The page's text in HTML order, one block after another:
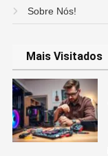
Sobre Nós!
Mais Visitados